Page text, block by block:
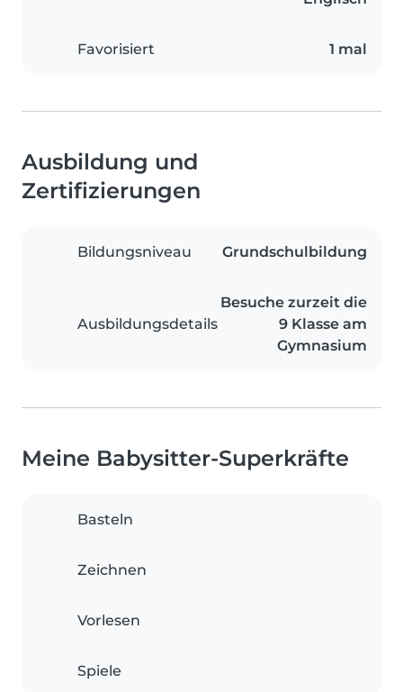
Favorisiert 1 mal
Ausbildung und
Zertifizierungen
Bildungsniveau Grundschulbildung
Ausbildungsdetails
Besuche zurzeit die
9 Klasse am
Gymnasium
Meine Babysitter-Superkräfte
Basteln
Zeichnen
Vorlesen
Spiele